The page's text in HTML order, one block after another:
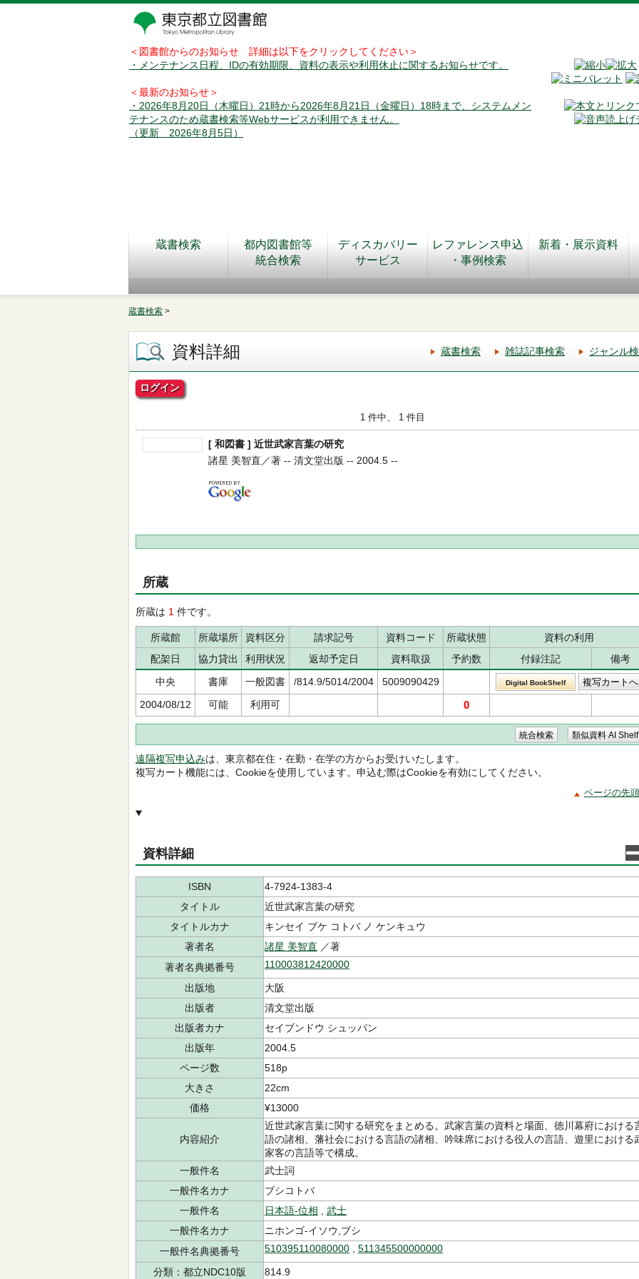
＜図書館からのお知らせ 詳細は以下をクリックしてください＞
・メンテナンス日程、IDの有効期限、資料の表示や利用休止に関するお知らせです。
＜最新のお知らせ＞
・2026年8月20日（木曜日）21時から2026年8月21日（金曜日）18時まで、システムメン
テナンスのため蔵書検索等Webサービスが利用できません。
（更新 2026年8月5日）
蔵書検索
都内図書館等
統合検索
ディスカバリー
サービス
レファレンス申込
・事例検索
新着・展示資料
蔵書検索 >
資料詳細 蔵書検索 雑誌記事検索 ジャンル
ログイン
1 件中、 1 件目
[ 和図書 ] 近世武家言葉の研究
諸星 美智直／著 -- 清文堂出版 -- 2004.5 --
所蔵
所蔵は 1 件です。
所蔵館 所蔵場所 資料区分 請求記号 資料コード 所蔵状態
資料の利用
配架日
協力貸出 利用状況 返却予定日 資料取扱 予約数 付録注記
備考
中央
書庫 一般図書 /814.9/5014/2004 5009090429 Digital BookShelf
2004/08/12 可能 利用可 0
遠隔複写申込みは、東京都在住・在勤・在学の方からお受けいたします。
複写カート機能には、Cookieを使用しています。申込む際はCookieを有効にしてください。
ページの先
資料詳細
ISBN
4-7924-1383-4
タイトル
近世武家言葉の研究
タイトルカナ
キンセイ ブケ コトバ ノ ケンキュウ
著者名
諸星 美智直 ／著
著者名典拠番号
110003812420000
出版地
大阪
出版者
清文堂出版
出版者カナ
セイブンドウ シュッパン
出版年
2004.5
ページ数
518p
大きさ
22cm
価格
¥13000
内容紹介
近世武家言葉に関する研究をまとめる。武家言葉の資料と場面、徳川幕府における
語の諸相、藩社会における言語の諸相、吟味席における役人の言語、遊里における
家客の言語等で構成。
一般件名
武士詞
一般件名カナ
ブシコトバ
一般件名
日本語-位相
武士
一般件名カナ
ニホンゴ-イソウ,ブシ
一般件名典拠番号
510395110080000 511345500000000
分類：都立NDC10版 814.9